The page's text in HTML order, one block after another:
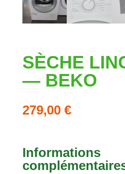
SÈCHE
— BEKO
279,00 €
Informations